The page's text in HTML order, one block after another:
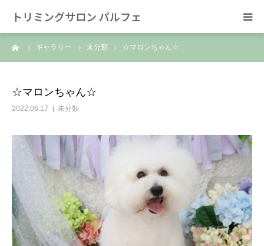
トリミングサロン パルフェ
ギャラリー 未分類 ☆マロンちゃん☆
☆マロンちゃん☆
2022.06.17 未分類
HOME
スタッフ
SNS/リンク